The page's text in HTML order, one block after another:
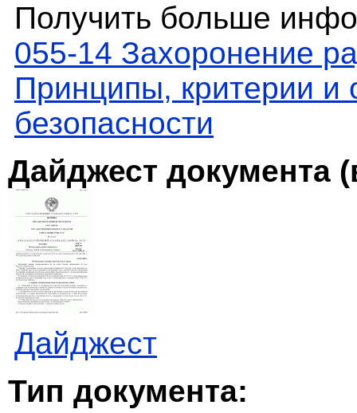
Получить больше
055-14 Захоронение
Принципы, критерии и
безопасности
Дайджест документа
Дайджест
Тип документа: